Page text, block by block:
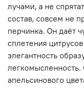
лучами, а не
состав, совсем не
перчинка. Он даёт
сплетения
элегантность
легкомысленность.
апельсинового